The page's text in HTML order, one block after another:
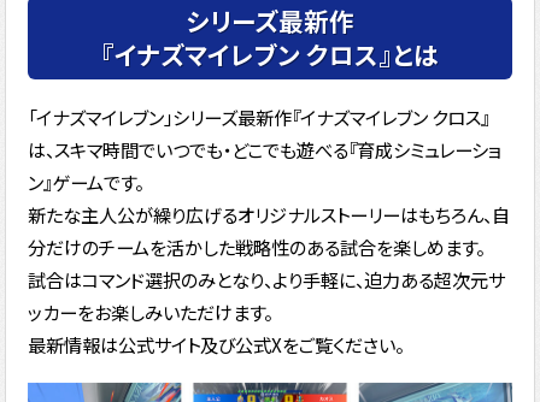
シリーズ最新作
『イナズマイレブン クロス』とは
「イナズマイレブン」シリーズ最新作『イナズマイレブン クロス』
は、スキマ時間でいつでも・どこでも遊べる『育成シミュレーショ
ン』ゲームです。
新たな主人公が繰り広げるオリジナルストーリーはもちろん、自
分だけのチームを活かした戦略性のある試合を楽しめます。
試合はコマンド選択のみとなり、より手軽に、迫力ある超次元サ
ッカーをお楽しみいただけます。
最新情報は公式サイト及び公式Xをご覧ください。